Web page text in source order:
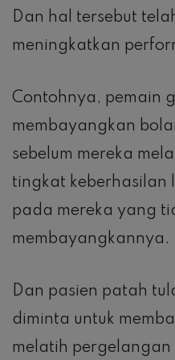
Dan hal tersebut
meningkatkan
Contohnya, pemain
membayangkan
sebelum mereka
tingkat
pada mereka yang
membayangkannya.
Dan pasien patah
diminta untuk
melatih